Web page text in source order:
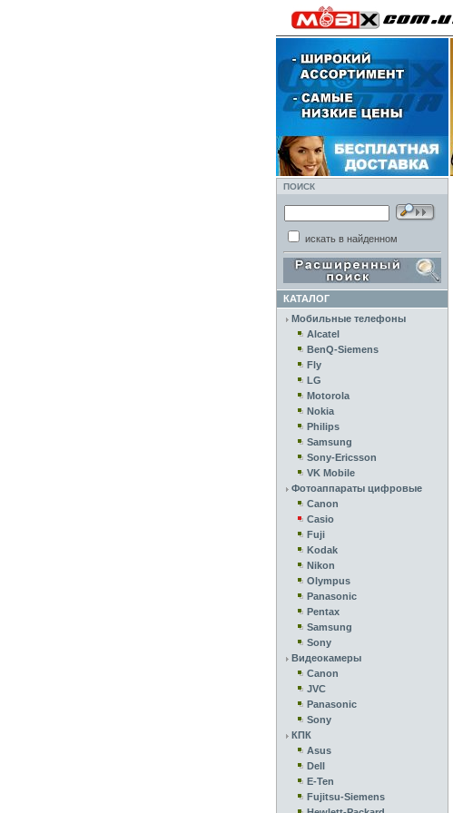
ПОИСК
искать в найденном
КАТАЛОГ
Мобильные телефоны
Alcatel
BenQ-Siemens
Fly
LG
Motorola
Nokia
Philips
Samsung
Sony-Ericsson
VK Mobile
Фотоаппараты цифровые
Canon
Casio
Fuji
Kodak
Nikon
Olympus
Panasonic
Pentax
Samsung
Sony
Видеокамеры
Canon
JVC
Panasonic
Sony
КПК
Asus
Dell
E-Ten
Fujitsu-Siemens